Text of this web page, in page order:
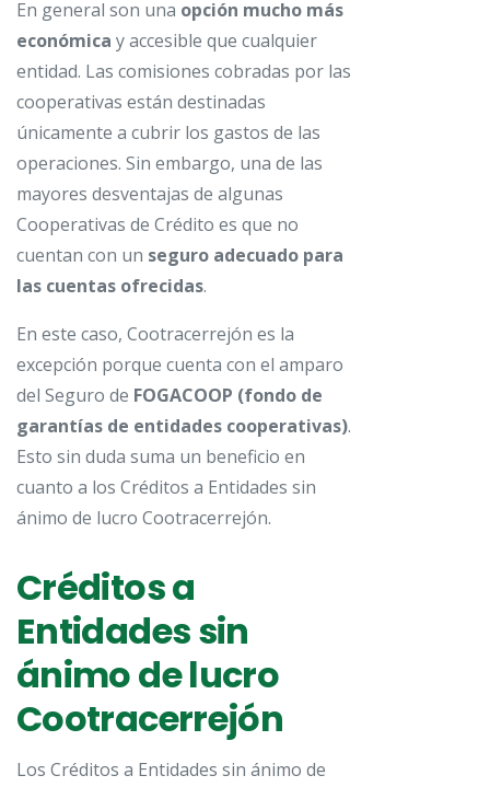
En general son una opción mucho más
económica y accesible que cualquier
entidad. Las comisiones cobradas por las
cooperativas están destinadas
únicamente a cubrir los gastos de las
operaciones. Sin embargo, una de las
mayores desventajas de algunas
Cooperativas de Crédito es que no
cuentan con un seguro adecuado para
las cuentas ofrecidas.
En este caso, Cootracerrejón es la
excepción porque cuenta con el amparo
del Seguro de FOGACOOP (fondo de
garantías de entidades cooperativas).
Esto sin duda suma un beneficio en
cuanto a los Créditos a Entidades sin
ánimo de lucro Cootracerrejón.
Créditos a
Entidades sin
ánimo de lucro
Cootracerrejón
Los Créditos a Entidades sin ánimo de